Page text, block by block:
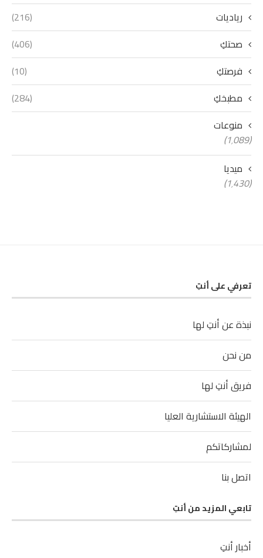
رياديات
(216)
صحتكِ
(406)
فرصتكِ
(10)
مطبخكِ
(284)
منوعات
(1٬089)
ميديا
(1٬430)
تعرفي على أنتِ
نبذة عن أنتِ لها
من نحن
فريق أنتِ لها
الهيئة الاستشارية العليا
لمشاركاتكم
اتصل بنا
تابعي المزيد من أنتِ
أخبار أنتِ